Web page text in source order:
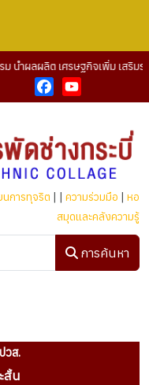
ผลิต เศรษฐกิจเพิ่ม เสริมร
Facebook
YouTube
นการทุจริต | | ความร่วมมือ | หอ
สมุดและคลังความรู้
การค้นหา
วส.
สั้น